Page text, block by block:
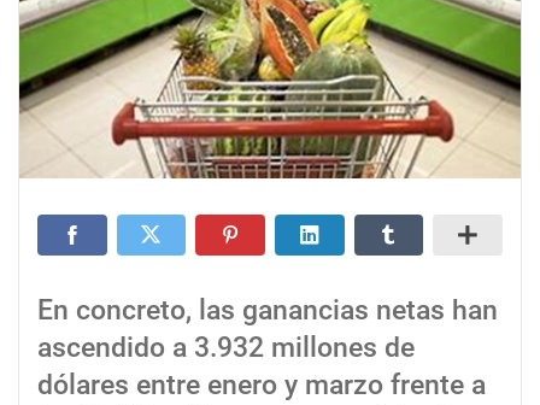
En concreto, las ganancias netas han
ascendido a 3.932 millones de
dólares entre enero y marzo frente a